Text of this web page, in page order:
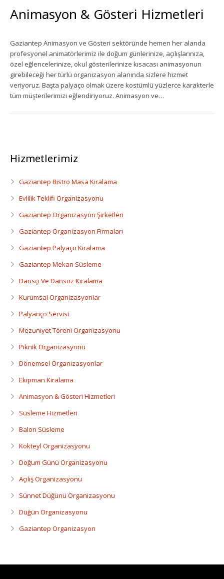
Kokteyl Organizasyonu
Dönemsel Organizasyonlar
Kurumsal Organizasyonlar
Piknik Organizasyonu
Animasyon & Gösteri Hizmetleri
Gaziantep Animasyon ve Gösteri sektöründe hemen her alanda
profesyonel animatörlerimiz ile doğum günlerinize, açılışlarınıza,
özel eğlencelerinize, okul gösterilerinize kısacası animasyonun
girebileceği her türlü organizasyon alanında sizlere hizmet
veriyoruz. Başta palyaço olmak üzere kostümlü yüzlerce karakterle
tüm müşterilerimizi eğlendiriyoruz. Animasyon ve…
Hizmetlerimiz
Gaziantep Bistro Masa Kiralama
Evlilik Teklifi Organizasyonu
Gaziantep Organizasyon Şirketleri
Gaziantep Organizasyon Firmaları
Gaziantep Palyaço Kiralama
Gaziantep Mekan Süsleme
Dansçı Ve Dansöz Kiralama
Kurumsal Organizasyonlar
Palyanço Servisi
Mezuniyet Töreni Organizasyonu
Piknik Organizasyonu
Dönemsel Organizasyonlar
Ekipman Kiralama
Animasyon & Gösteri Hizmetleri
Süsleme Hizmetleri
Balon Süsleme
Kokteyl Organizasyonu
Doğum Günü Organizasyonu
Açılış Organizasyonu
Sünnet Düğünü Organizasyonu
Düğün Organizasyonu
Gaziantep Organizasyon